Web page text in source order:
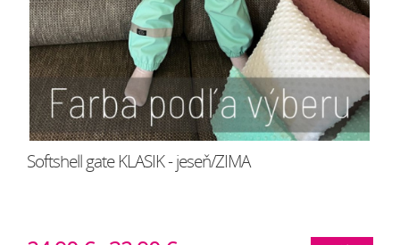
Softshell gate KLASIK - jeseň/ZIMA